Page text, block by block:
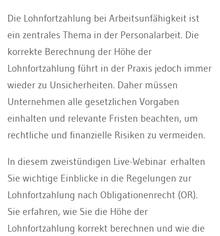
Die Lohnfortzahlung bei Arbeitsunfähigkeit ist
ein zentrales Thema in der Personalarbeit. Die
korrekte Berechnung der Höhe der
Lohnfortzahlung führt in der Praxis jedoch immer
wieder zu Unsicherheiten. Daher müssen
Unternehmen alle gesetzlichen Vorgaben
einhalten und relevante Fristen beachten, um
rechtliche und finanzielle Risiken zu vermeiden.
In diesem zweistündigen Live-Webinar erhalten
Sie wichtige Einblicke in die Regelungen zur
Lohnfortzahlung nach Obligationenrecht (OR).
Sie erfahren, wie Sie die Höhe der
Lohnfortzahlung korrekt berechnen und wie die